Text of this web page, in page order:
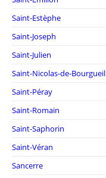
Saint-Estèphe
Saint-Joseph
Saint-Julien
Saint-Nicolas-de-Bourgueil
Saint-Péray
Saint-Romain
Saint-Saphorin
Saint-Véran
Sancerre